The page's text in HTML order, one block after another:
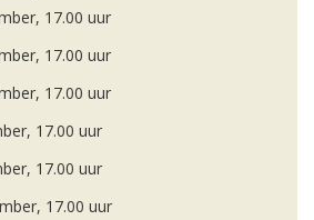
17.00 uur
17.00 uur
17.00 uur
17.00 uur
17.00 uur
17.00 uur